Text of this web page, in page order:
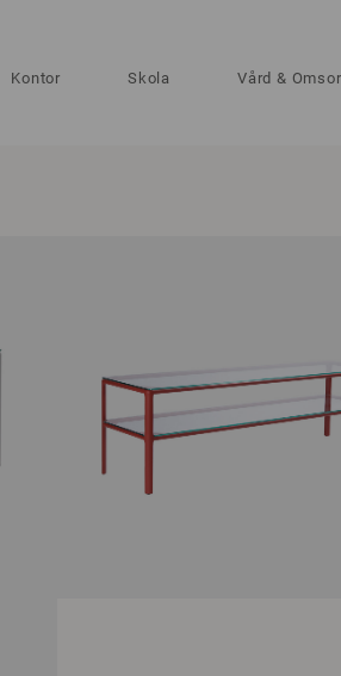
Kontor Skola Vård &